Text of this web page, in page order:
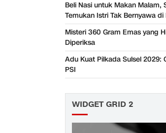
Beli Nasi untuk Makan Malam,
Temukan Istri Tak Bernyawa di
Misteri 360 Gram Emas yang
Diperiksa
Adu Kuat Pilkada Sulsel 2029:
PSI
WIDGET GRID 2